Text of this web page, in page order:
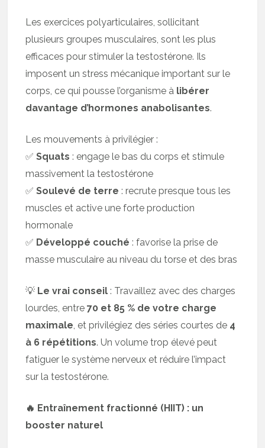
Les exercices polyarticulaires, sollicitant
plusieurs groupes musculaires, sont les plus
efficaces pour stimuler la testostérone. Ils
imposent un stress mécanique important sur le
corps, ce qui pousse l’organisme à libérer
davantage d’hormones anabolisantes.
Les mouvements à privilégier :
✅Squats : engage le bas du corps et stimule
massivement la testostérone
✅Soulevé de terre : recrute presque tous les
muscles et active une forte production
hormonale
✅ Développé couché : favorise la prise de
masse musculaire au niveau du torse et des bras
💡 Le vrai conseil : Travaillez avec des charges
lourdes, entre70 et 85 % de votre charge
maximale, et privilégiez des séries courtes de 4
à 6 répétitions. Un volume trop élevé peut
fatiguer le système nerveux et réduire l’impact
sur la testostérone.
🔥 Entraînement fractionné (HIIT) : un
booster naturel